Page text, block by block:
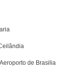
de Brasilia